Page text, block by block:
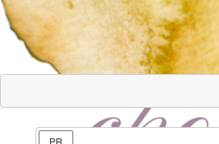
PR